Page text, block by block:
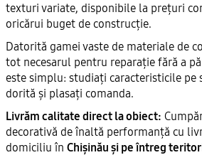
texturi variate, disponibile la prețuri
oricărui buget de construcție.
Datorită gamei vaste de materiale de
tot necesarul pentru reparație fără a
este simplu: studiați caracteristicile pe
dorită și plasați comanda.
Livrăm calitate direct la obiect:
decorativă de înaltă performanță cu
domiciliu în Chișinău și pe întreg